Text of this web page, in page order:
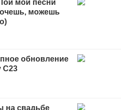
мои песни
можешь
обновление
С23
на свадьбе